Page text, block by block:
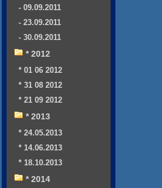
- 09.09.2011
- 23.09.2011
- 30.09.2011
* 2012
* 01 06 2012
* 31 08 2012
* 21 09 2012
* 2013
* 24.05.2013
* 14.06.2013
* 18.10.2013
* 2014